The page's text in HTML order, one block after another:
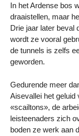
In het Ardense bos
draaistellen, maar
Drie jaar later beval
wordt ze vooral
de tunnels is zelfs
geworden.
Gedurende meer
Aisevallei het geluid
«scailtons», de
leisteenaders zich
boden ze werk aan